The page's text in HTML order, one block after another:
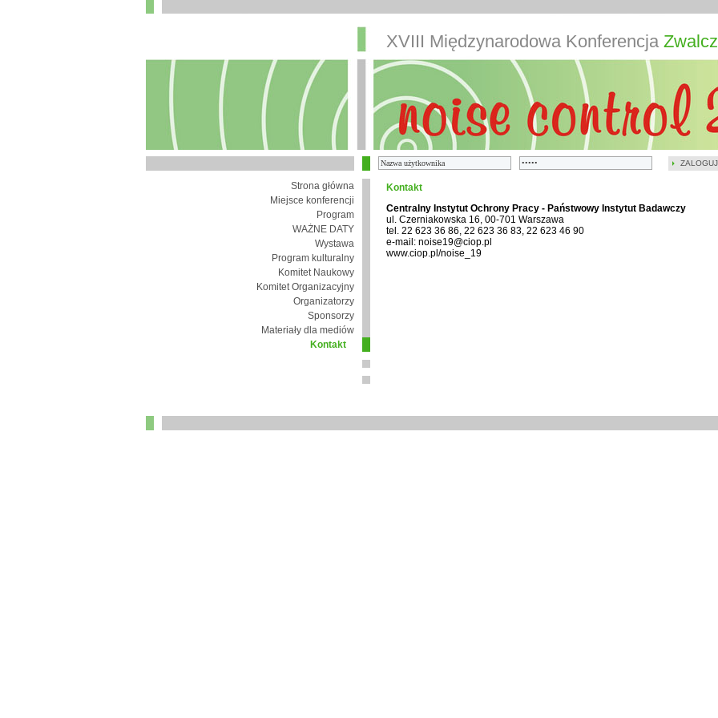
ZALOGUJ
XVIII Międzynarodowa Konferencja
Strona główna
Miejsce konferencji
Program
WAŻNE DATY
Wystawa
Program kulturalny
Komitet Naukowy
Komitet Organizacyjny
Organizatorzy
Sponsorzy
Materiały dla mediów
Kontakt
Kontakt
Centralny Instytut Ochrony Pracy - Państwowy Instytut Badawczy
ul. Czerniakowska 16, 00-701 Warszawa
tel. 22 623 36 86, 22 623 36 83, 22 623 46 90
e-mail: noise19@ciop.pl
www.ciop.pl/noise_19